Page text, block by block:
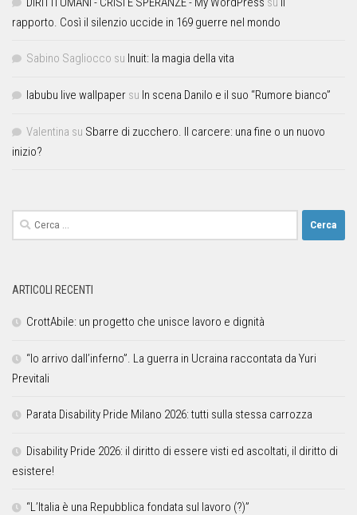
rapporto. Così il silenzio uccide in 169 guerre nel mondo
Sabino Sagliocco su Inuit: la magia della vita
labubu live wallpaper su In scena Danilo e il suo “Rumore bianco”
Valentina su Sbarre di zucchero. Il carcere: una fine o un nuovo
inizio?
ARTICOLI RECENTI
CrottAbile: un progetto che unisce lavoro e dignità
“Io arrivo dall’inferno”. La guerra in Ucraina raccontata da Yuri
Previtali
Parata Disability Pride Milano 2026: tutti sulla stessa carrozza
Disability Pride 2026: il diritto di essere visti ed ascoltati, il diritto di
esistere!
“L’Italia è una Repubblica fondata sul lavoro (?)”